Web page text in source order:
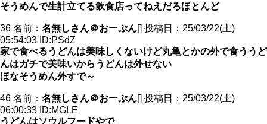
そうめんで生計立てる飲食店ってねえだろほとんど
36 名前： 名無しさん＠おーぷん[] 投稿日：25/03/22(土)
05:54:03 ID:PSdZ
家で食べるうどんは美味しくないけど丸亀とかの外で食ううど
んはガチで美味いからうどんは外せない
ほなそうめん外すで～
46 名前： 名無しさん＠おーぷん[] 投稿日：25/03/22(土)
06:00:33 ID:MGLE
うどんはソウルフードやで